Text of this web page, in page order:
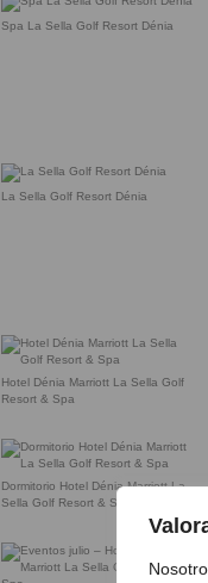
Spa La Sella Golf Resort Dénia
La Sella Golf Resort Dénia
Hotel Dénia Marriott La Sella Golf
Resort & Spa
Dormitorio Hotel Dénia Marriott La
Sella Golf Resort & Spa